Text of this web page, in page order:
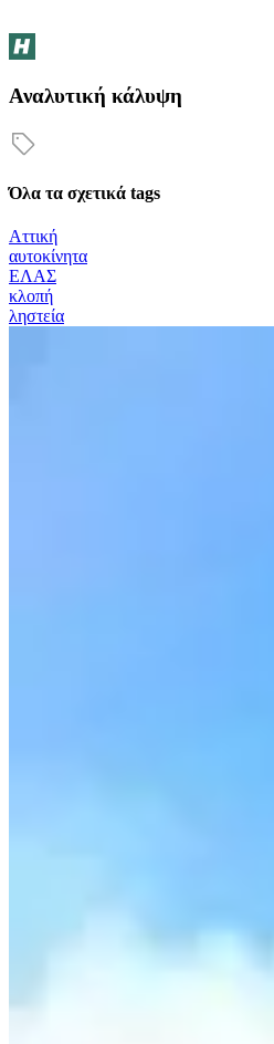
Αναλυτική κάλυψη
Όλα τα σχετικά tags
Αττική
αυτοκίνητα
ΕΛΑΣ
κλοπή
ληστεία